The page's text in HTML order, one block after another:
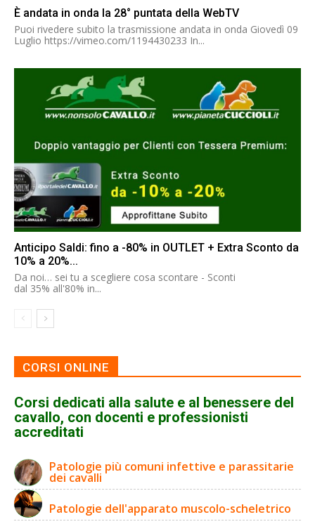
È andata in onda la 28° puntata della WebTV
Puoi rivedere subito la trasmissione andata in onda Giovedì 09
Luglio https://vimeo.com/1194430233 In...
Anticipo Saldi: fino a -80% in OUTLET + Extra Sconto da
10% a 20%...
Da noi… sei tu a scegliere cosa scontare - Sconti
dal 35% all'80% in...
CORSI ONLINE
Corsi dedicati alla salute e al benessere del
cavallo, con docenti e professionisti
accreditati
Patologie più comuni infettive e parassitarie
dei cavalli
Patologie dell'apparato muscolo-scheletrico